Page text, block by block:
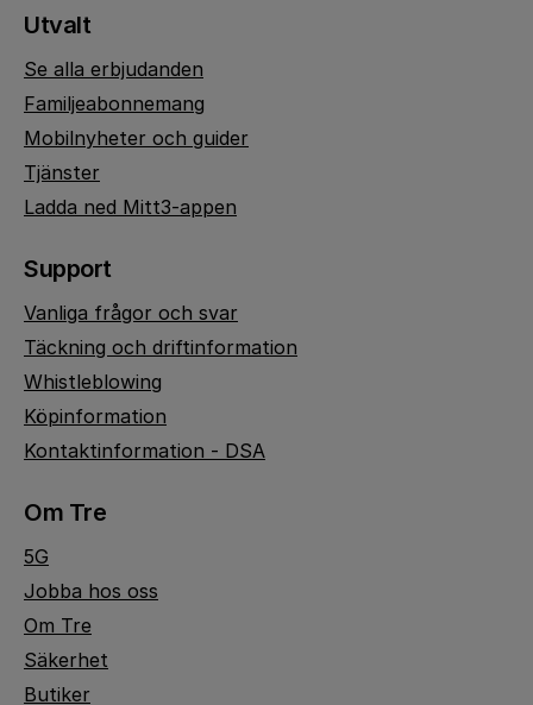
Utvalt
Se alla erbjudanden
Familjeabonnemang
Mobilnyheter och guider
Tjänster
Ladda ned Mitt3-appen
Support
Vanliga frågor och svar
Täckning och driftinformation
Whistleblowing
Köpinformation
Kontaktinformation - DSA
Om Tre
5G
Jobba hos oss
Om Tre
Säkerhet
Butiker